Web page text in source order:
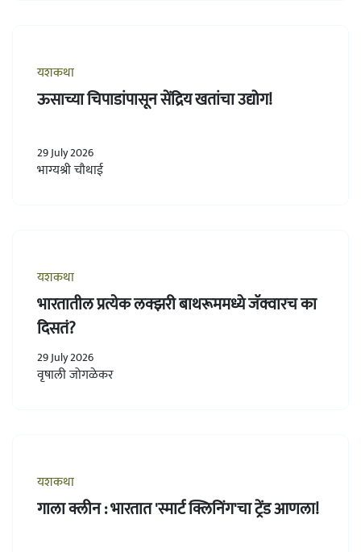
यशकथा
ऊसाच्या चिपाडांपासून सेंद्रिय खतांचा उद्योग!
29 July 2026
भाग्यश्री चौथाई
यशकथा
भारतातील प्रत्येक लक्झरी बाथरूममध्ये जॅक्वारच का
दिसतं?
29 July 2026
वृषाली जोगळेकर
यशकथा
गाला क्लीन : भारतात 'स्मार्ट क्लिनिंग'चा ट्रेंड आणला!